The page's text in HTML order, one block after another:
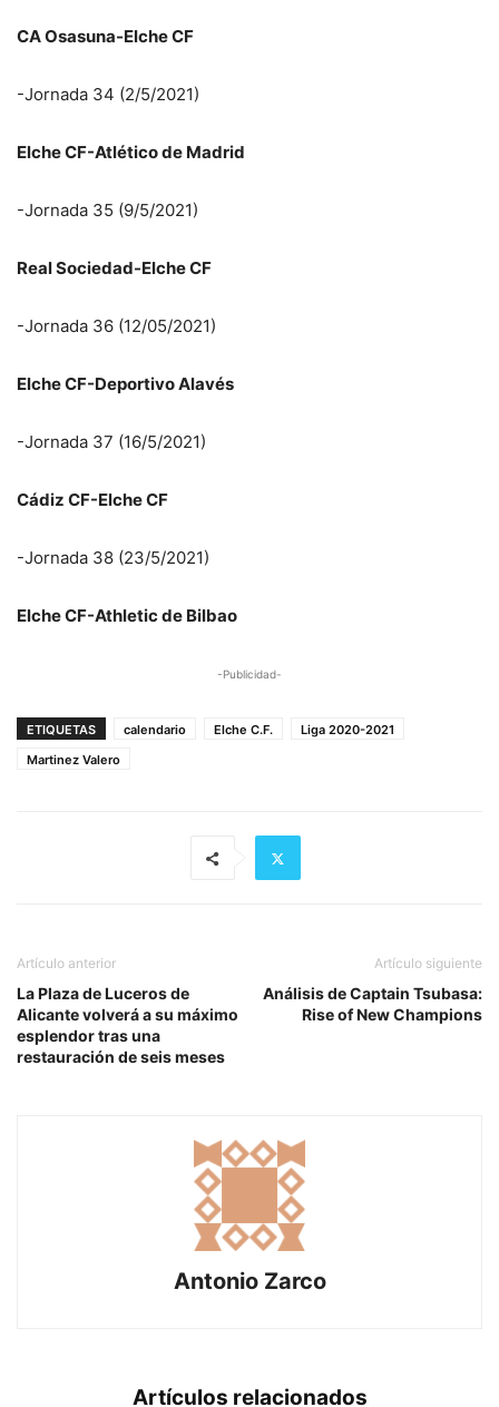
CA Osasuna-Elche CF
-Jornada 34 (2/5/2021)
Elche CF-Atlético de Madrid
-Jornada 35 (9/5/2021)
Real Sociedad-Elche CF
-Jornada 36 (12/05/2021)
Elche CF-Deportivo Alavés
-Jornada 37 (16/5/2021)
Cádiz CF-Elche CF
-Jornada 38 (23/5/2021)
Elche CF-Athletic de Bilbao
-Publicidad-
ETIQUETAS calendario Elche C.F.
Liga 2020-2021
Martinez Valero
Artículo anterior
La Plaza de Luceros de
Alicante volverá a su máximo
esplendor tras una
restauración de seis meses
Artículo siguiente
Análisis de Captain Tsubasa:
Rise of New Champions
Antonio Zarco
Artículos relacionados